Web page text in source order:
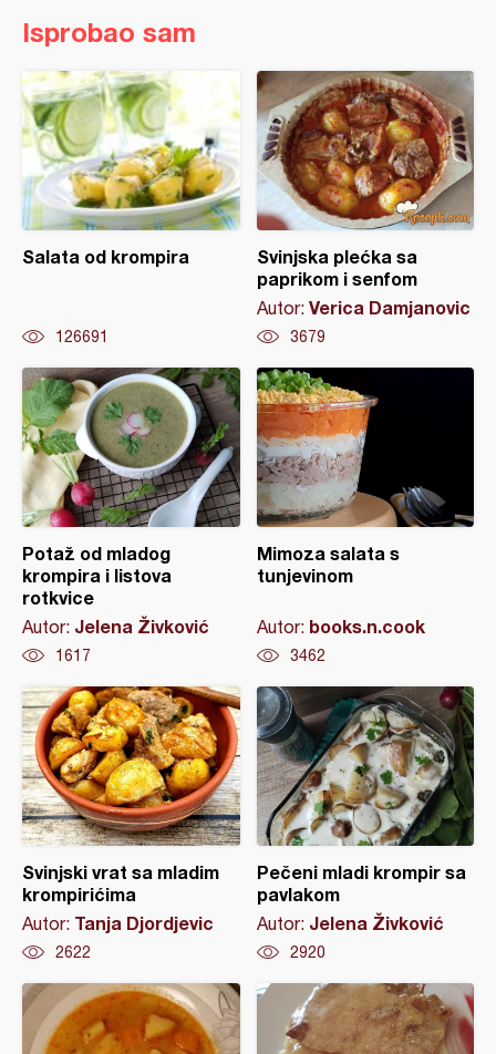
Isprobao sam
Salata od krompira
126691
Svinjska plećka sa
paprikom i senfom
Autor: Verica Damjanovic
3679
Potaž od mladog
krompira i listova
rotkvice
Autor: Jelena Živković
1617
Mimoza salata s
tunjevinom
Autor: books.n.cook
3462
Svinjski vrat sa mladim
krompirićima
Autor: Tanja Djordjevic
2622
Pečeni mladi krompir sa
pavlakom
Autor: Jelena Živković
2920